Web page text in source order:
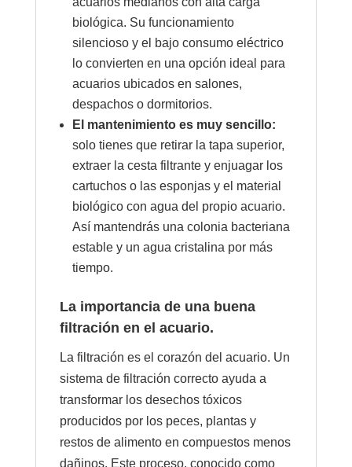
biológica. Su funcionamiento
silencioso y el bajo consumo eléctrico
lo convierten en una opción ideal para
acuarios ubicados en salones,
despachos o dormitorios.
El mantenimiento es muy sencillo:
solo tienes que retirar la tapa superior,
extraer la cesta filtrante y enjuagar los
cartuchos o las esponjas y el material
biológico con agua del propio acuario.
Así mantendrás una colonia bacteriana
estable y un agua cristalina por más
tiempo.
La importancia de una buena
filtración en el acuario.
La filtración es el corazón del acuario. Un
sistema de filtración correcto ayuda a
transformar los desechos tóxicos
producidos por los peces, plantas y
restos de alimento en compuestos menos
dañinos. Este proceso, conocido como